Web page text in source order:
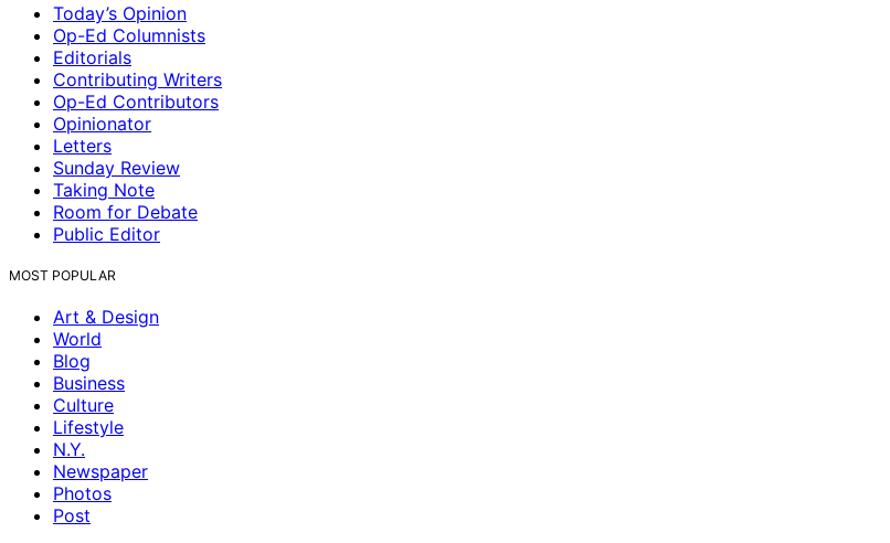
Today’s Opinion
Op-Ed Columnists
Editorials
Contributing Writers
Op-Ed Contributors
Opinionator
Letters
Sunday Review
Taking Note
Room for Debate
Public Editor
MOST POPULAR
Art & Design
World
Blog
Business
Culture
Lifestyle
N.Y.
Newspaper
Photos
Post